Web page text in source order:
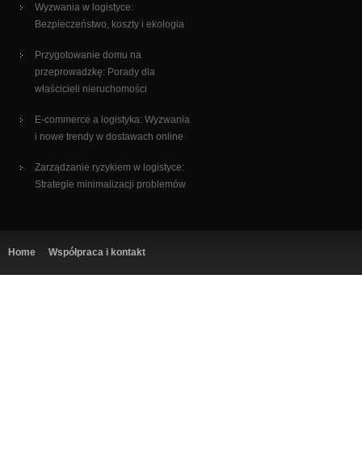
Wyzwania w logistyce:
Bezpieczeństwo, koszty i ekologia
Przygotowanie domu na
przeprowadzkę: Porady dla
właścicieli nieruchomości
E-commerce a logistyka: Wyzwania
i nowe trendy w dostawach online
Zarządzanie ryzykiem w logistyce:
Strategie minimalizacji problemów
Home Współpraca i kontakt